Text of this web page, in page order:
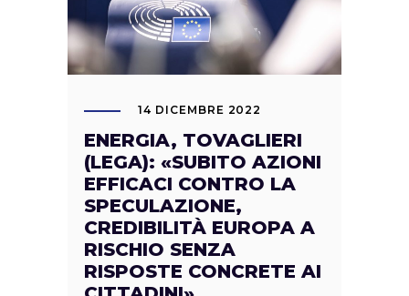
14 DICEMBRE 2022
ENERGIA, TOVAGLIERI
(LEGA): «SUBITO AZIONI
EFFICACI CONTRO LA
SPECULAZIONE,
CREDIBILITÀ EUROPA A
RISCHIO SENZA
RISPOSTE CONCRETE AI